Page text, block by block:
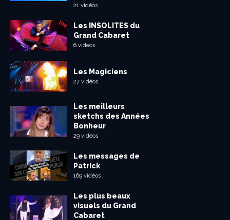
21 vidéos
Les INSOLITES du
Grand Cabaret
6 vidéos
Les Magiciens
27 vidéos
Les meilleurs
sketchs des Années
Bonheur
29 vidéos
Les messages de
Patrick
169 vidéos
Les plus beaux
visuels du Grand
Cabaret